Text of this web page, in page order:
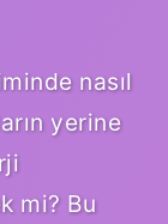
nasıl
yerine
mi? Bu